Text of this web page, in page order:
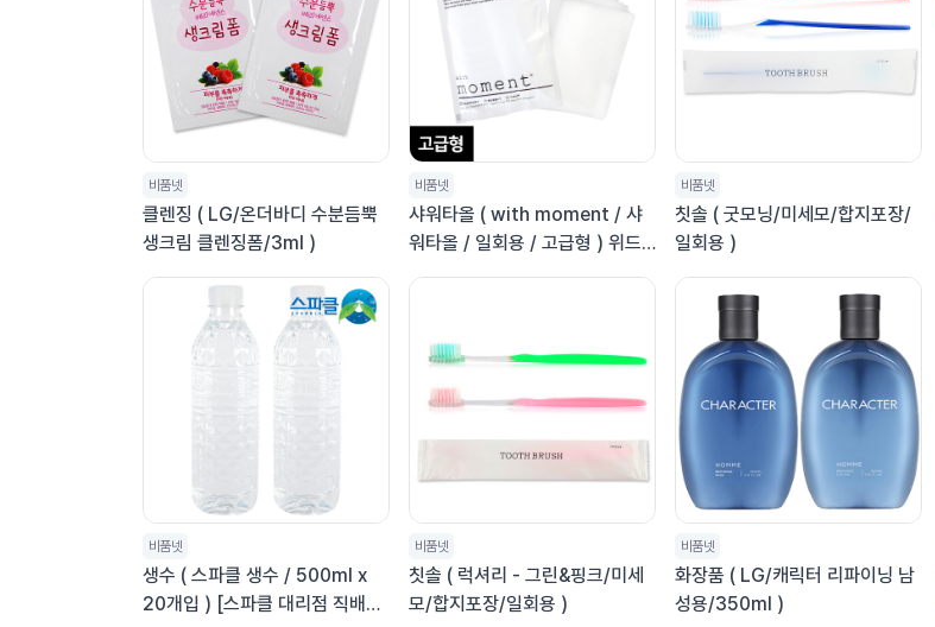
비품넷
클렌징 ( LG/온더바디 수분듬뿍
생크림 클렌징폼/3ml )
비품넷
샤워타올 ( with moment / 샤
워타올 / 일회용 / 고급형 ) 위드
모먼트 오디너리에디션 샤워타올
비품넷
칫솔 ( 굿모닝/미세모/합지포장/
일회용 )
비품넷
생수 ( 스파클 생수 / 500ml x
20개입 ) [스파클 대리점 직배송]
비품넷
칫솔 ( 럭셔리 - 그린&핑크/미세
모/합지포장/일회용 )
비품넷
화장품 ( LG/캐릭터 리파이닝 남
성용/350ml )